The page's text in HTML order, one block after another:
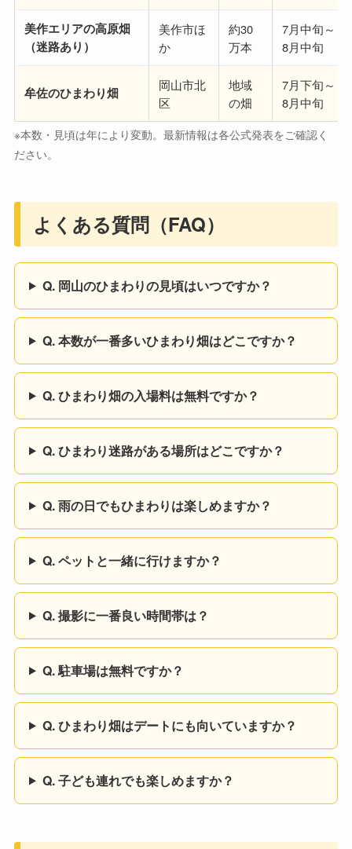
美作エリアの高原畑
（迷路あり）
美作市ほ
か
約30
万本
7月中旬～
8月中旬
牟佐のひまわり畑
岡山市北
区
地域
の畑
7月下旬～
8月中旬
※本数・見頃は年により変動。最新情報は各公式発表をご確認く
ださい。
よくある質問（FAQ）
Q. 岡山のひまわりの見頃はいつですか？
Q. 本数が一番多いひまわり畑はどこですか？
Q. ひまわり畑の入場料は無料ですか？
Q. ひまわり迷路がある場所はどこですか？
Q. 雨の日でもひまわりは楽しめますか？
Q. ペットと一緒に行けますか？
Q. 撮影に一番良い時間帯は？
Q. 駐車場は無料ですか？
Q. ひまわり畑はデートにも向いていますか？
Q. 子ども連れでも楽しめますか？